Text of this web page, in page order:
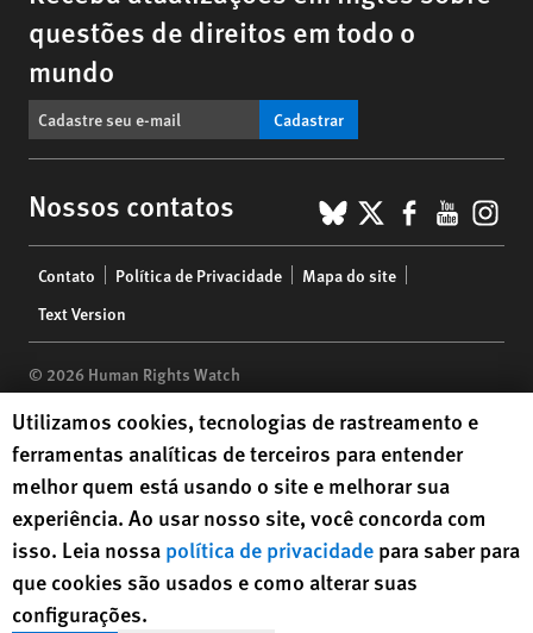
questões de direitos em todo o
mundo
Cadastrar
Nossos contatos BlueSky
X
menu
Contato Política de Privacidade
Mapa do site
Text Version
© 2026 Human Rights Watch
Human Rights Watch| 350 Fifth Avenue, 34th Floor | New York,
10118-3299USA|t1.212.290.4700
Human Rights Watch is a 501(C)(3) nonprofit registered in the US
under EIN: 13-2875808
Human Rights Watch cookie preferences
Utilizamos cookies, tecnologias de rastreamento e
ferramentas analíticas de terceiros para entender
melhor quem está usando o site e melhorar sua
experiência. Ao usar nosso site, você concorda com
isso. Leia nossa política de privacidade para saber para
que cookies são usados e como alterar suas
configurações.